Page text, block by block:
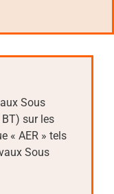
Sous
sur les
« AER » tels
Sous